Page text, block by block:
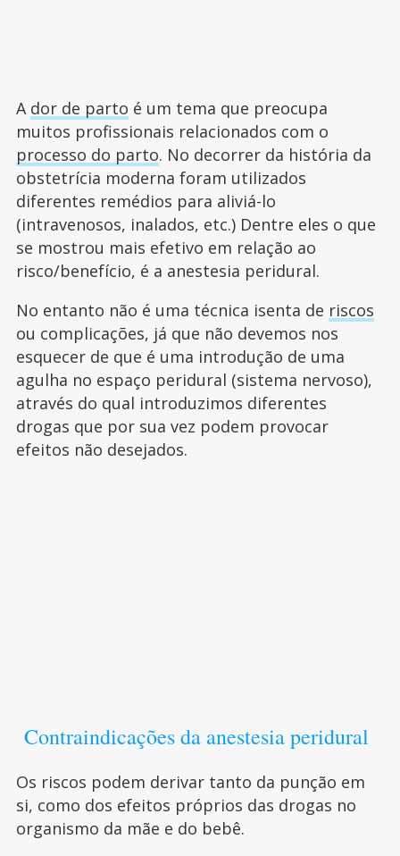
A dor de parto é um tema que preocupa
muitos profissionais relacionados com o
processo do parto. No decorrer da história da
obstetrícia moderna foram utilizados
diferentes remédios para aliviá-lo
(intravenosos, inalados, etc.) Dentre eles o que
se mostrou mais efetivo em relação ao
risco/benefício, é a anestesia peridural.
No entanto não é uma técnica isenta de riscos
ou complicações, já que não devemos nos
esquecer de que é uma introdução de uma
agulha no espaço peridural (sistema nervoso),
através do qual introduzimos diferentes
drogas que por sua vez podem provocar
efeitos não desejados.
Contraindicações da anestesia peridural
Os riscos podem derivar tanto da punção em
si, como dos efeitos próprios das drogas no
organismo da mãe e do bebê.